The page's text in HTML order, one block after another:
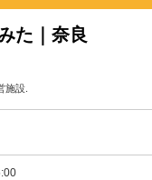
た｜奈良
施設.